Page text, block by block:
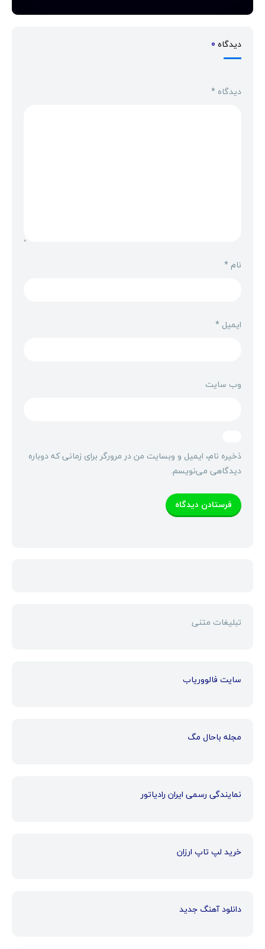
دیدگاه 0
دیدگاه *
نام*
ایمیل *
وب‌ سایت
ذخیره نام، ایمیل و وبسایت من در مرورگر برای زمانی که دوباره
دیدگاهی می‌نویسم.
تبلیغات متنی
سایت فالووریاب
مجله باحال مگ
نمایندگی رسمی ایران رادیاتور
خرید لپ تاپ ارزان
دانلود آهنگ جدید